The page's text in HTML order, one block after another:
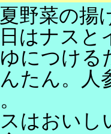
野菜の揚
はナスと
につける
たん。人
はおいし